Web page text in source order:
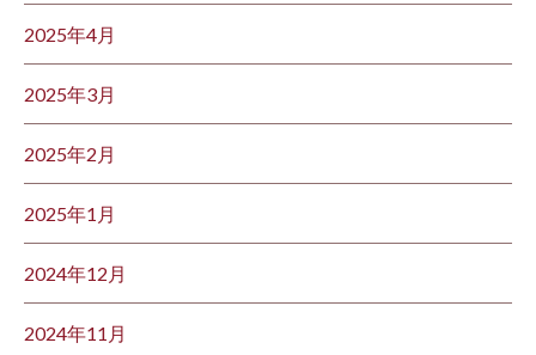
2025年4月
2025年3月
2025年2月
2025年1月
2024年12月
2024年11月